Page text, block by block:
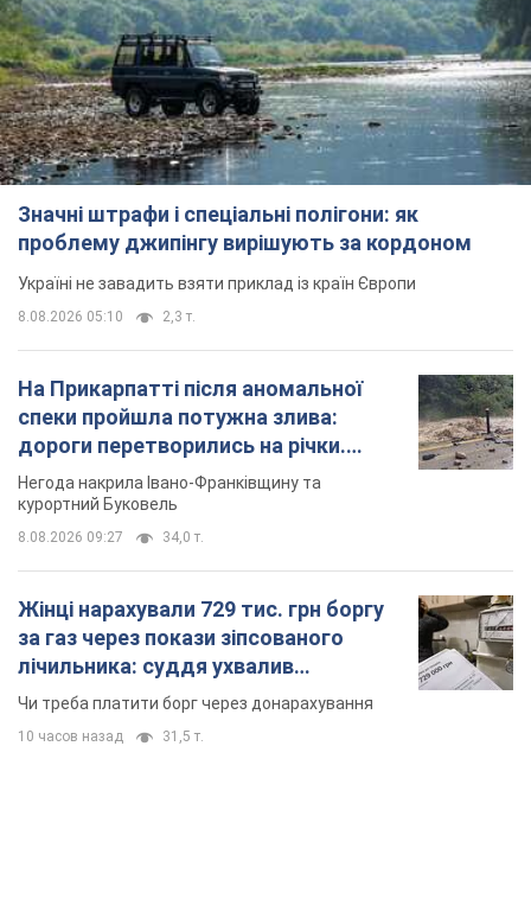
Значні штрафи і спеціальні полігони: як
проблему джипінгу вирішують за кордоном
Україні не завадить взяти приклад із країн Європи
8.08.2026 05:10 2,3 т.
На Прикарпатті після аномальної
спеки пройшла потужна злива:
дороги перетворились на річки.
Відео
Негода накрила Івано-Франківщину та
курортний Буковель
8.08.2026 09:27 34,0 т.
Жінці нарахували 729 тис. грн боргу
за газ через покази зіпсованого
лічильника: суддя ухвалив
неочікуване рішення
Чи треба платити борг через донарахування
10 часов назад 31,5 т.